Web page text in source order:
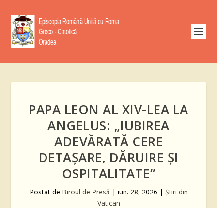
PAPA LEON AL XIV-LEA LA
ANGELUS: „IUBIREA
ADEVĂRATĂ CERE
DETAȘARE, DĂRUIRE ȘI
OSPITALITATE”
Postat de Biroul de Presă | iun. 28, 2026 | Știri din
Vatican